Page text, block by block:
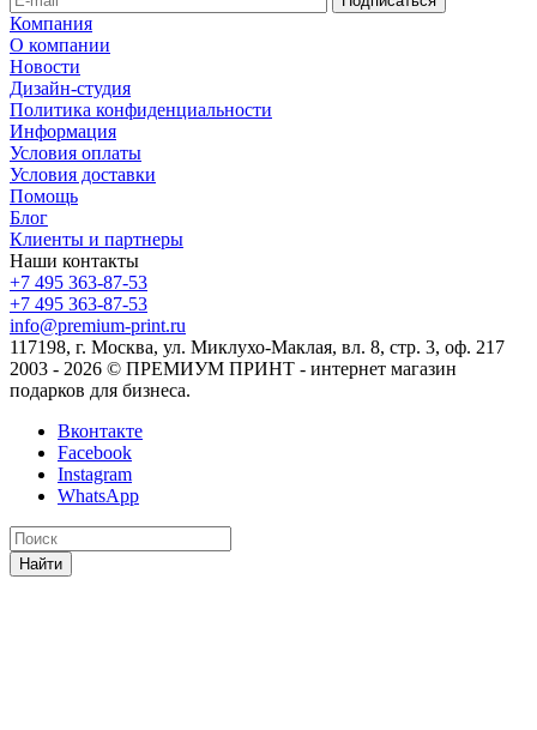
Компания
О компании
Новости
Дизайн-студия
Политика конфиденциальности
Информация
Условия оплаты
Условия доставки
Помощь
Блог
Клиенты и партнеры
Наши контакты
+7 495 363-87-53
+7 495 363-87-53
info@premium-print.ru
117198, г. Москва, ул. Миклухо-Маклая, вл. 8, стр. 3, оф. 217
2003 - 2026 © ПРЕМИУМ ПРИНТ - интернет магазин
подарков для бизнеса.
Вконтакте
Facebook
Instagram
WhatsApp
Найти